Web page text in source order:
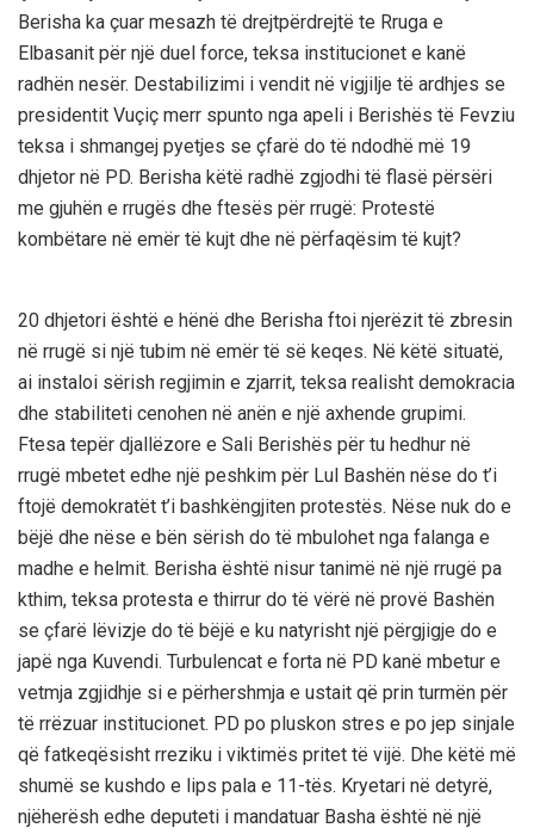
Berisha ka çuar mesazh të drejtpërdrejtë te Rruga e
Elbasanit për një duel force, teksa institucionet e kanë
radhën nesër. Destabilizimi i vendit në vigjilje të ardhjes se
presidentit Vuçiç merr spunto nga apeli i Berishës të Fevziu
teksa i shmangej pyetjes se çfarë do të ndodhë më 19
dhjetor në PD. Berisha këtë radhë zgjodhi të flasë përsëri
me gjuhën e rrugës dhe ftesës për rrugë: Protestë
kombëtare në emër të kujt dhe në përfaqësim të kujt?
20 dhjetori është e hënë dhe Berisha ftoi njerëzit të zbresin
në rrugë si një tubim në emër të së keqes. Në këtë situatë,
ai instaloi sërish regjimin e zjarrit, teksa realisht demokracia
dhe stabiliteti cenohen në anën e një axhende grupimi.
Ftesa tepër djallëzore e Sali Berishës për tu hedhur në
rrugë mbetet edhe një peshkim për Lul Bashën nëse do t’i
ftojë demokratët t’i bashkëngjiten protestës. Nëse nuk do e
bëjë dhe nëse e bën sërish do të mbulohet nga falanga e
madhe e helmit. Berisha është nisur tanimë në një rrugë pa
kthim, teksa protesta e thirrur do të vërë në provë Bashën
se çfarë lëvizje do të bëjë e ku natyrisht një përgjigje do e
japë nga Kuvendi. Turbulencat e forta në PD kanë mbetur e
vetmja zgjidhje si e përhershmja e ustait që prin turmën për
të rrëzuar institucionet. PD po pluskon stres e po jep sinjale
që fatkeqësisht rreziku i viktimës pritet të vijë. Dhe këtë më
shumë se kushdo e lips pala e 11-tës. Kryetari në detyrë,
njëherësh edhe deputeti i mandatuar Basha është në një